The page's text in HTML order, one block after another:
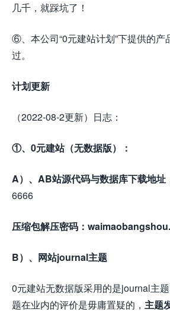
几千，就踩坑了！
⑥、本公司“0元建站计划”下提供的产
过。
计划更新
（2022-08-2更新）日志：
①、0元建站（无数据版）：
A）、AB站源代码与数据库下载地址
6666
压缩包解压密码：
B）、网站journal主题
0元建站无数据版采用的是journal主
题在业内的评价是毋庸置疑的， 主题